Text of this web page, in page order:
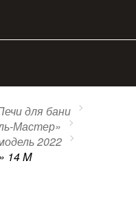
для бани
Мастер»
2022
14 M